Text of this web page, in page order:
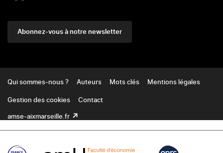
Abonnez-vous à notre newsletter
Qui sommes-nous ? Auteurs Mots clés Mentions légales
Gestion des cookies Contact
amse-aixmarseille.fr